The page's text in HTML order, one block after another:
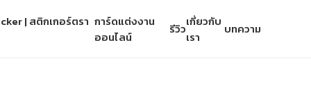
| สติกเกอร์ตรา การ์ดแต่งงาน
ออนไลน์
รีวิวเกี่ยวกับ
เรา
บทความ